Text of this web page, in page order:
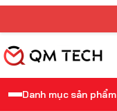
Danh mục sản phẩm